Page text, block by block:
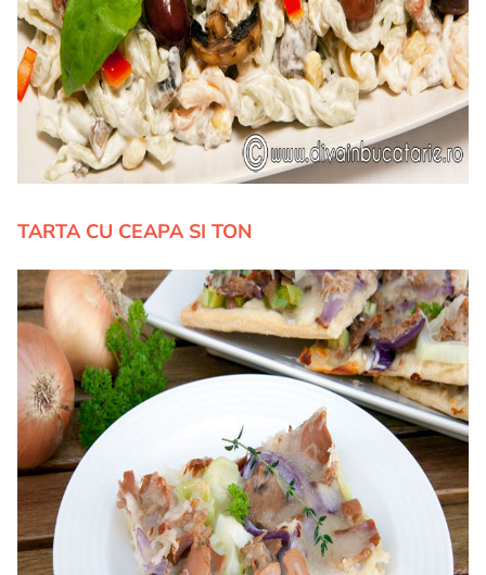
TARTA CU CEAPA SI TON